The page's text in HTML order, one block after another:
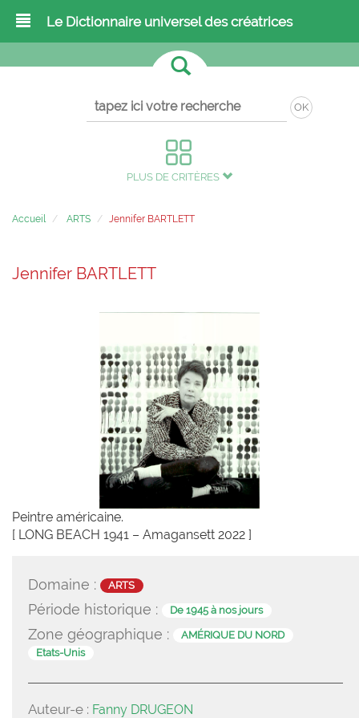
Le Dictionnaire universel des créatrices
OK
PLUS DE CRITÈRES
Accueil ARTS Jennifer BARTLETT
Jennifer BARTLETT
Peintre américaine.
[ LONG BEACH 1941 – Amagansett 2022 ]
Domaine : ARTS
Période historique : De 1945 à nos jours
Zone géographique :
AMÉRIQUE DU NORD
Etats-Unis
Auteur-e : Fanny DRUGEON